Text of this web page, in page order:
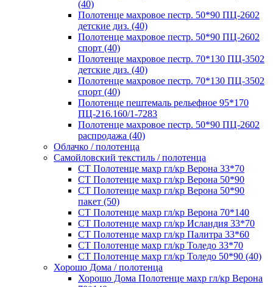
(40)
Полотенце махровое пестр. 50*90 ПЦ-2602
детские диз. (40)
Полотенце махровое пестр. 50*90 ПЦ-2602
спорт (40)
Полотенце махровое пестр. 70*130 ПЦ-3502
детские диз. (40)
Полотенце махровое пестр. 70*130 ПЦ-3502
спорт (40)
Полотенце пештемаль рельефное 95*170
ПЦ-216.160/1-7283
Полотенце махровое пестр. 50*90 ПЦ-2602
распродажа (40)
Облачко / полотенца
Самойловский текстиль / полотенца
СТ Полотенце махр гл/кр Верона 33*70
СТ Полотенце махр гл/кр Верона 50*90
СТ Полотенце махр гл/кр Верона 50*90
пакет (50)
СТ Полотенце махр гл/кр Верона 70*140
СТ Полотенце махр гл/кр Исландия 33*70
СТ Полотенце махр гл/кр Палитра 33*60
СТ Полотенце махр гл/кр Толедо 33*70
СТ Полотенце махр гл/кр Толедо 50*90 (40)
Хорошо Дома / полотенца
Хорошо Дома Полотенце махр гл/кр Верона